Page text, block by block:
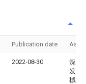
Publication date
2022-08-30
深圳
发齿
械有